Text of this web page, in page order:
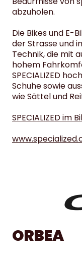
abzuholen.
Die Bikes und E-
der Strasse und
Technik, die mit
hohem
SPECIALIZED
Schuhe sowie
wie Sättel und
SPECIALIZED im
ORBEA